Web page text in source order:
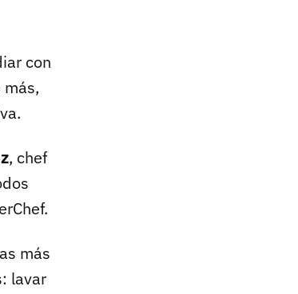
con
, chef
más
lavar